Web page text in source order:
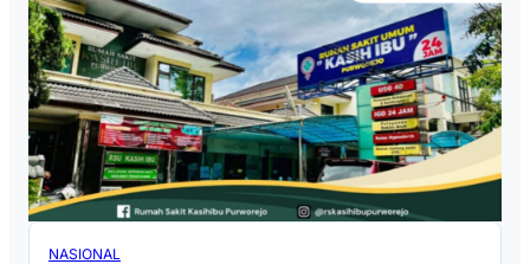
NASIONAL